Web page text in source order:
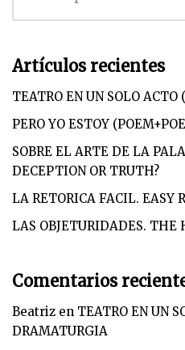
Artículos recientes
TEATRO EN UN SOLO
PERO YO ESTOY
SOBRE EL ARTE DE LA
DECEPTION OR TRUTH?
LA RETORICA FACIL. EASY
LAS OBJETURIDADES. THE
Comentarios
Beatriz en TEATRO EN UN
DRAMATURGIA